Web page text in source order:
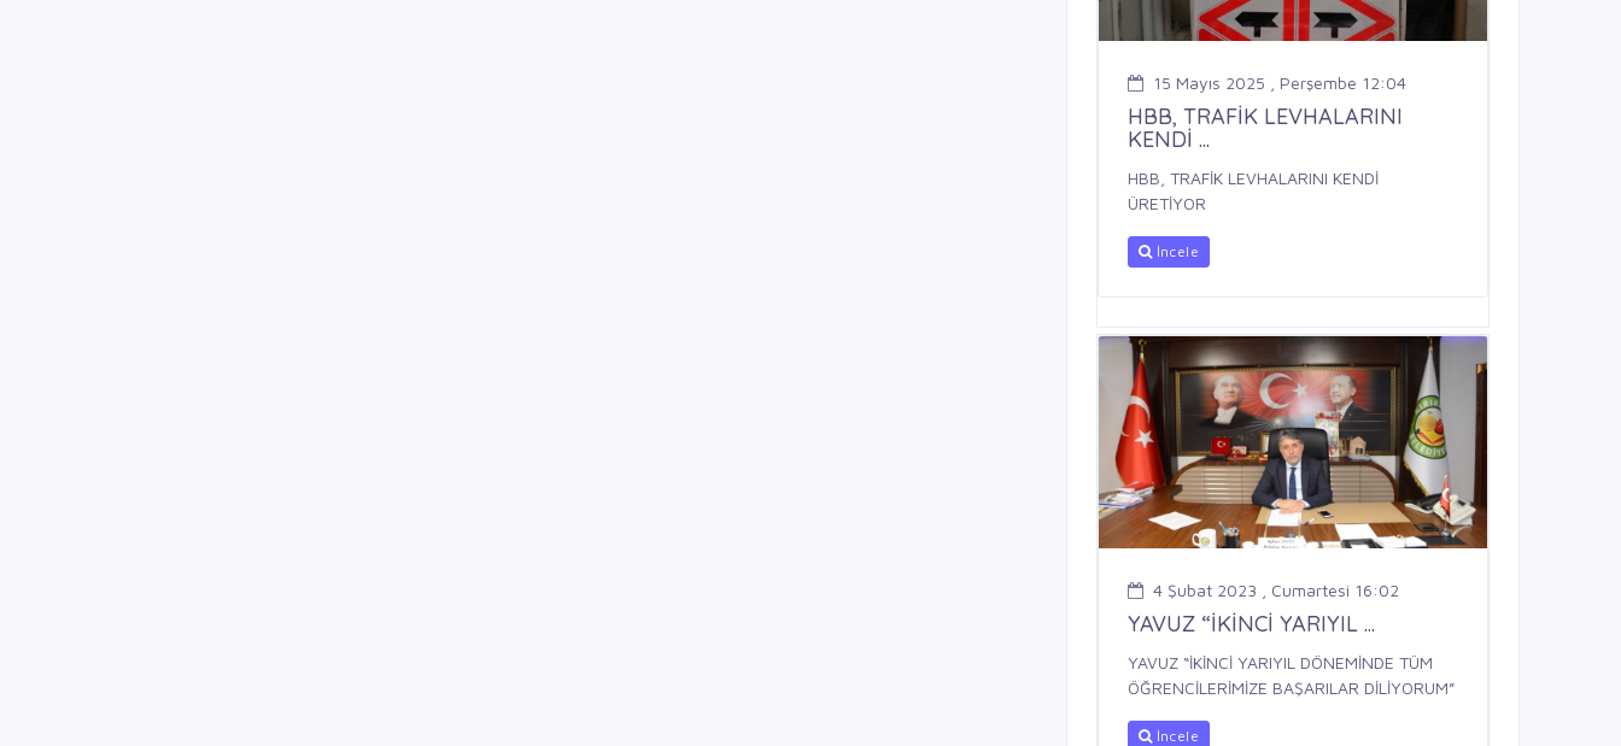
15 Mayıs 2025 , Perşembe 12:04
HBB, TRAFİK LEVHALARINI
KENDİ ...
HBB, TRAFİK LEVHALARINI KENDİ
ÜRETİYOR
İncele
4 Şubat 2023 , Cumartesi 16:02
YAVUZ “İKİNCİ YARIYIL ...
YAVUZ “İKİNCİ YARIYIL DÖNEMİNDE TÜM
ÖĞRENCİLERİMİZE BAŞARILAR DİLİYORUM”
İncele